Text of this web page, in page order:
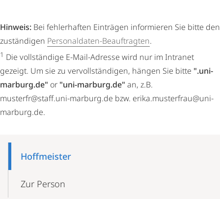
Hinweis: Bei fehlerhaften Einträgen informieren Sie bitte den
zuständigen Personaldaten-Beauftragten.
1 Die vollständige E-Mail-Adresse wird nur im Intranet
gezeigt. Um sie zu vervollständigen, hängen Sie bitte ".uni-
marburg.de" or "uni-marburg.de" an, z.B.
musterfr@staff.uni-marburg.de bzw. erika.musterfrau@uni-
marburg.de.
NavigationHoffmeister
Zur Person